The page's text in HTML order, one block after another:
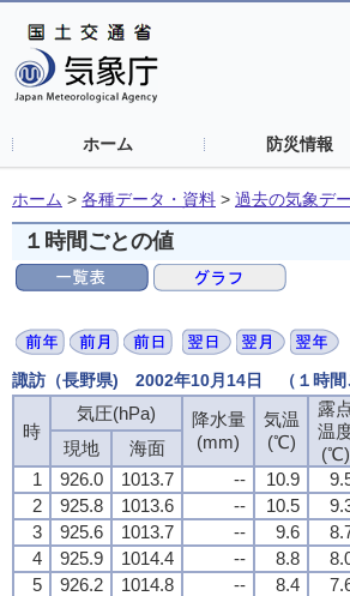
ホーム 防災情報
ホーム > 各種データ・資料 > 過去の気象デ
１時間ごとの値
諏訪（長野県) 2002年10月14日 （１時間
時
気圧(hPa)
降水量
(mm)
気温
(℃)
露
温
(℃)
現地
海面
1
926.0 1013.7 -- 10.9
2
925.8 1013.6 -- 10.5
3
925.6 1013.7 -- 9.6
4
925.9 1014.4 -- 8.8
5
926.2 1014.8 -- 8.4